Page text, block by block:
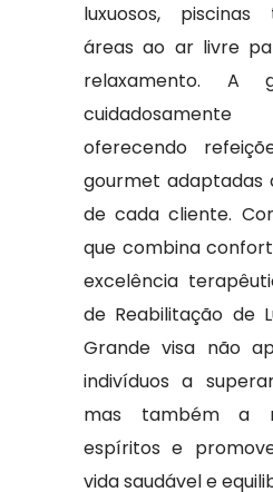
luxuosos,
áreas ao ar livre
relaxamento. A
oferecendo
gourmet adaptadas
de cada cliente.
que combina
excelência
de Reabilitação de
Grande visa não
indivíduos a
mas também a
espíritos e
vida saudável e